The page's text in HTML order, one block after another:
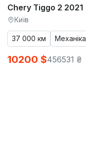
Chery Tiggo 2 2021
Київ
37 000 км Механіка
10200 $456531 ₴